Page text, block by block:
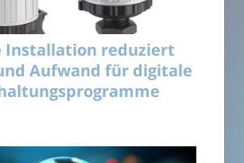
Installation reduziert
Aufwand für digitale